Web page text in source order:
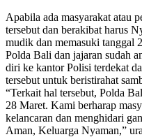
Apabila ada masyarakat atau
tersebut dan berakibat harus
mudik dan memasuki tanggal
Polda Bali dan jajaran sudah
diri ke kantor Polisi terdekat
tersebut untuk beristirahat
“Terkait hal tersebut, Polda
28 Maret. Kami berharap
kelancaran dan menghidari
Aman, Keluarga Nyaman,”